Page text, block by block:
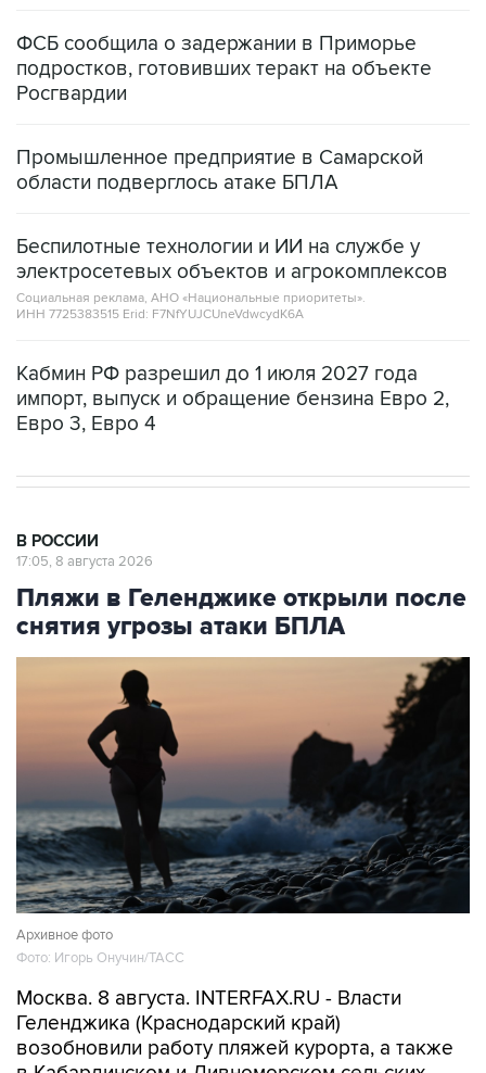
ФСБ сообщила о задержании в Приморье
подростков, готовивших теракт на объекте
Росгвардии
Промышленное предприятие в Самарской
области подверглось атаке БПЛА
Беспилотные технологии и ИИ на службе у
электросетевых объектов и агрокомплексов
Социальная реклама, АНО «Национальные приоритеты».
ИНН 7725383515 Erid: F7NfYUJCUneVdwcydK6A
Кабмин РФ разрешил до 1 июля 2027 года
импорт, выпуск и обращение бензина Евро 2,
Евро 3, Евро 4
В РОССИИ
17:05, 8 августа 2026
Пляжи в Геленджике открыли после
снятия угрозы атаки БПЛА
Архивное фото
Фото: Игорь Онучин/ТАСС
Москва. 8 августа. INTERFAX.RU - Власти
Геленджика (Краснодарский край)
возобновили работу пляжей курорта, а также